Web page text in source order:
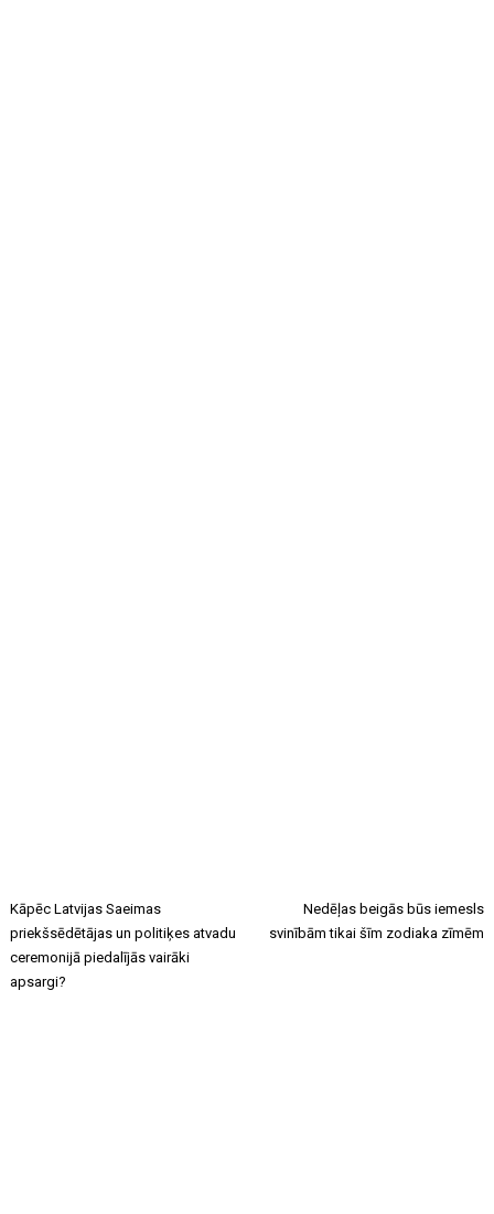
Kāpēc Latvijas Saeimas
priekšsēdētājas un politiķes atvadu
ceremonijā piedalījās vairāki
apsargi?
Nedēļas beigās būs iemesls
svinībām tikai šīm zodiaka zīmēm